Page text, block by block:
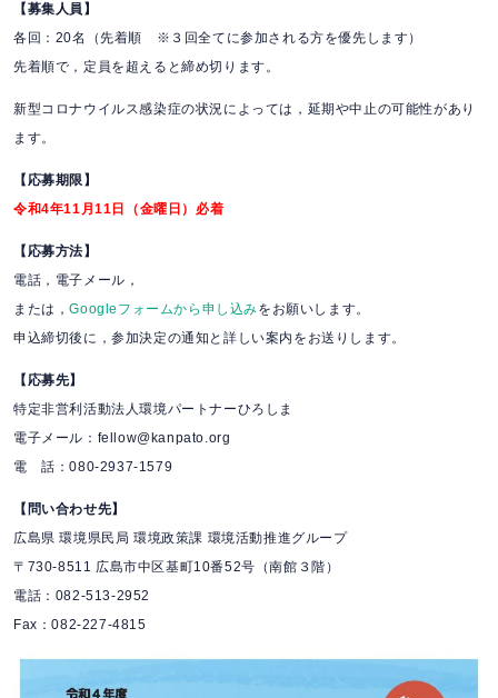
【募集人員】
各回：20名（先着順 ※３回全てに参加される方を優先します）
先着順で，定員を超えると締め切ります。
新型コロナウイルス感染症の状況によっては，延期や中止の可能性があり
ます。
【応募期限】
令和4年11月11日（金曜日）必着
【応募方法】
電話，電子メール，
または，Googleフォームから申し込みをお願いします。
申込締切後に，参加決定の通知と詳しい案内をお送りします。
【応募先】
特定非営利活動法人環境パートナーひろしま
電子メール：fellow@kanpato.org
電 話：080-2937-1579
【問い合わせ先】
広島県 環境県民局 環境政策課 環境活動推進グループ
〒730-8511 広島市中区基町10番52号（南館３階）
電話：082-513-2952
Fax：082-227-4815